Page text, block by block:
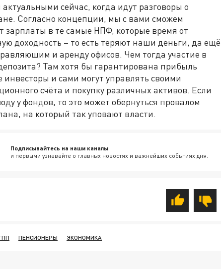
сейчас, когда идут разговоры о
Согласно концепции, мы с вами сможем
зарплаты в те самые НПФ, которые время от
доходность – то есть теряют наши деньги, да ещё
и аренду офисов. Чем тогда участие в
Там хотя бы гарантирована прибыль
и сами могут управлять своими
счёта и покупку различных активов. Если
у фондов, то это может обернуться провалом
на который так уповают власти.
Подписывайтесь на наши каналы
и первыми узнавайте о главных новостях и важнейших событиях дня.
ПЕНСИОНЕРЫ ЭКОНОМИКА